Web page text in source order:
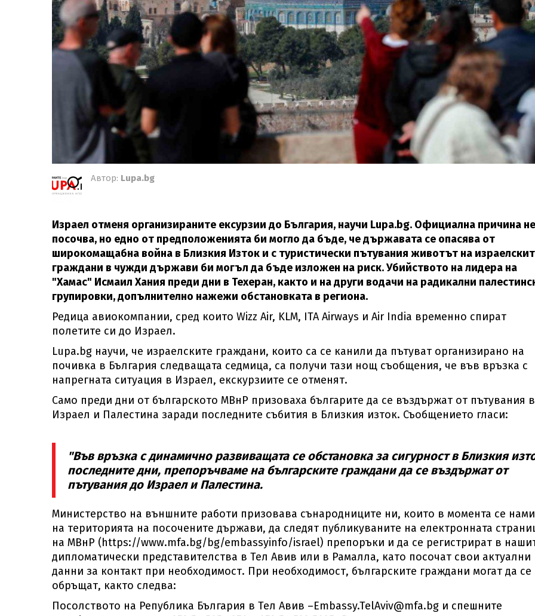
Автор: Lupa.bg
Израел отменя организираните ексурзии до България, научи Lupa.bg. Официална причина
посочва, но едно от предположенията би могло да бъде, че държавата се опасява от
широкомащабна война в Близкия Изток и с туристически пътувания животът на
граждани в чужди държави би могъл да бъде изложен на риск. Убийството на лидера на
"Хамас" Исмаил Хания преди дни в Техеран, както и на други водачи на радикални
групировки, допълнително нажежи обстановката в региона.
Редица авиокомпании, сред които Wizz Air, KLM, ITA Airways и Air India временно спират
полетите си до Израел.
Lupa.bg научи, че израелските граждани, които са се канили да пътуват организирано на
почивка в България следващата седмица, са получи тази нощ съобщения, че във връзка с
напрегната ситуация в Израел, екскурзиите се отменят.
Само преди дни от българското МВнР призоваха българите да се въздържат от пътувания в
Израел и Палестина заради последните събития в Близкия изток. Съобщението гласи:
"Във връзка с динамично развиващата се обстановка за сигурност в Близкия
последните дни, препоръчваме на българските граждани да се въздържат от
пътувания до Израел и Палестина.
Министерство на външните работи призовава сънародниците ни, които в момента се
на територията на посочените държави, да следят публикуваните на електронната
на МВнР (https://www.mfa.bg/bg/embassyinfo/israel) препоръки и да се регистрират в
дипломатически представителства в Тел Авив или в Рамалла, като посочат свои актуални
данни за контакт при необходимост. При необходимост, българските граждани могат да се
обръщат, както следва:
Посолството на Република България в Тел Авив –Embassy.TelAviv@mfa.bg и спешните